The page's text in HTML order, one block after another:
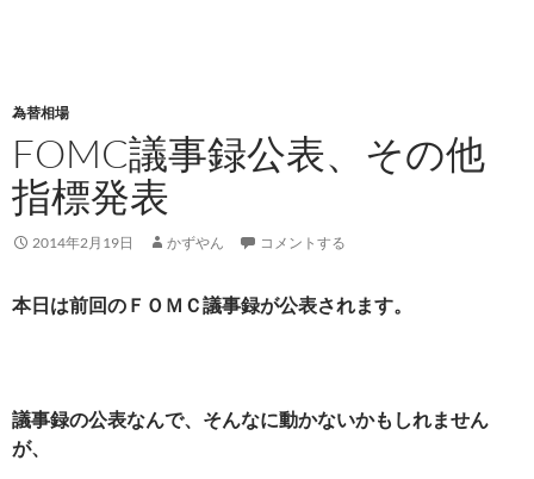
為替相場
FOMC議事録公表、その他
指標発表
2014年2月19日 かずやん コメントする
本日は前回のＦＯＭＣ議事録が公表されます。
議事録の公表なんで、そんなに動かないかもしれません
が、